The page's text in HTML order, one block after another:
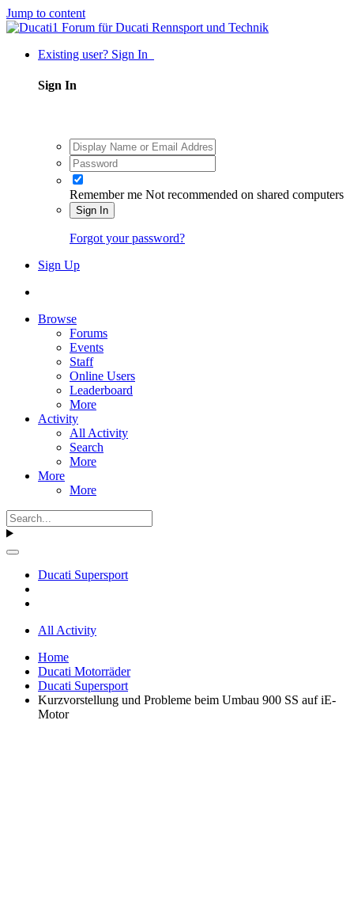
Jump to content
Existing user? Sign In
Sign In
Remember me Not recommended on shared computers
Sign In
Forgot your password?
Sign Up
Browse
Forums
Events
Staff
Online Users
Leaderboard
More
Activity
All Activity
Search
More
More
More
Ducati Supersport
All Activity
Home
Ducati Motorräder
Ducati Supersport
Kurzvorstellung und Probleme beim Umbau 900 SS auf iE-
Motor